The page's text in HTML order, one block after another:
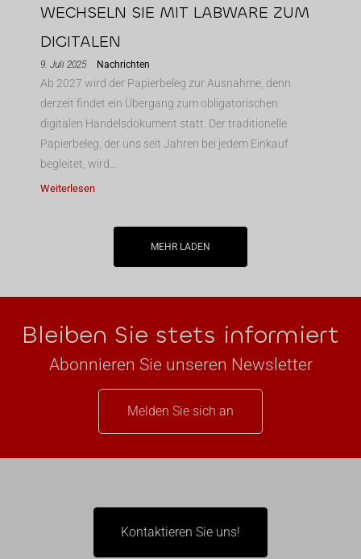
WECHSELN SIE MIT LABWARE ZUM
DIGITALEN
9. Juli 2025 Nachrichten
Ab 2027 wird der Papierbeleg zur Ausnahme, denn
derzeit findet ein Übergang zum obligatorischen
digitalen Handelsdokument statt. Der traditionelle
Papierbeleg, der uns seit Jahren bei jedem Einkauf
begleitet, wird...
Weiterlesen
MEHR LADEN
Bleiben Sie stets informiert
Abonnieren Sie unseren Newsletter
Melden Sie sich an
Kontaktieren Sie uns!